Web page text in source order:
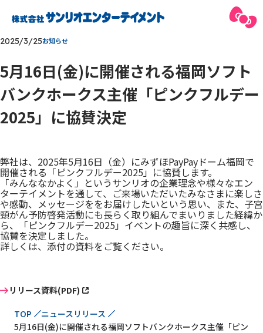
2025/3/25お知らせ
5月16日(金)に開催される福岡ソフト
バンクホークス主催「ピンクフルデー
2025」に協賛決定
弊社は、2025年5月16日（金）にみずほPayPayドーム福岡で
開催される「ピンクフルデー2025」に協賛します。
「みんななかよく」というサンリオの企業理念や様々なエン
ターテイメントを通して、ご来場いただいたみなさまに楽しさ
や感動、メッセージををお届けしたいという思い、また、子宮
頸がん予防啓発活動にも長らく取り組んでまいりました経緯か
ら、「ピンクフルデー2025」イベントの趣旨に深く共感し、
協賛を決定しました。
詳しくは、添付の資料をご覧ください。
リリース資料(PDF)
現在位置
TOP
ニュースリリース
5月16日(金)に開催される福岡ソフトバンクホークス主催「ピン